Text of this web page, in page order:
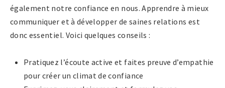
également notre confiance en nous. Apprendre à mieux
communiquer et à développer de saines relations est
donc essentiel. Voici quelques conseils :
Pratiquez l’écoute active et faites preuve d’empathie
pour créer un climat de confiance